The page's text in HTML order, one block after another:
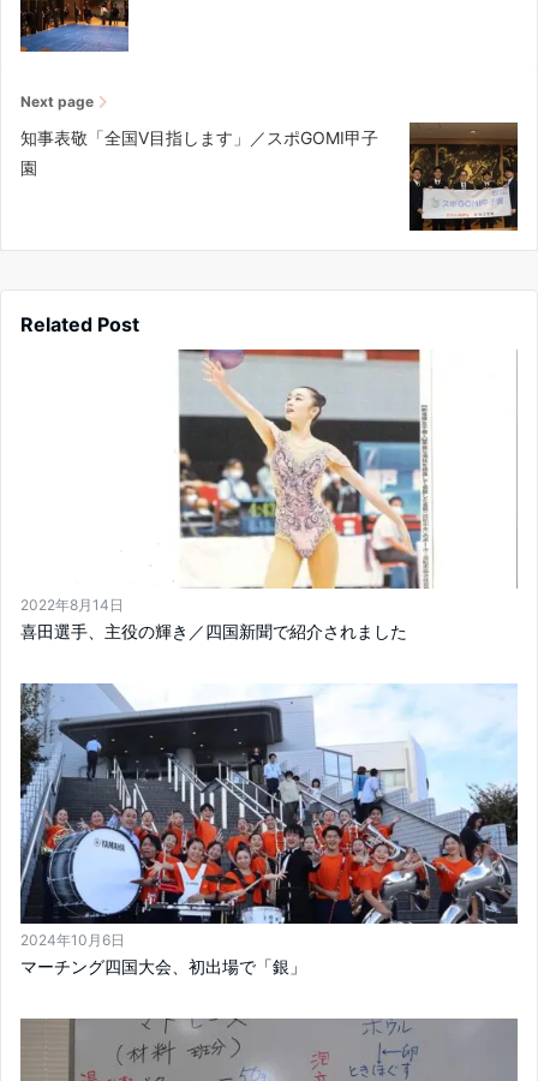
Next page
知事表敬「全国V目指します」／スポGOMI甲子
園
Related Post
2022年8月14日
喜田選手、主役の輝き／四国新聞で紹介されました
2024年10月6日
マーチング四国大会、初出場で「銀」